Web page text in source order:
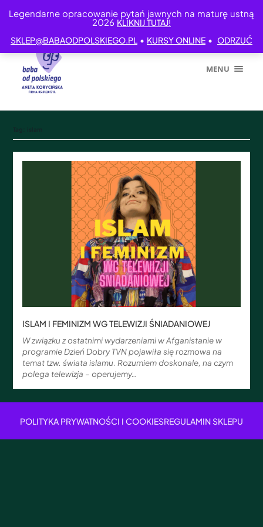
Legendarne opracowanie pytań jawnych na maturę ustną
2026 KLIKNIJ TUTAJ!
SKLEP@BABAODPOLSKIEGO.PL • KURSY ONLINE • ODRZUĆ
MENU
ISLAM I FEMINIZM WG TELEWIZJI ŚNIADANIOWEJ
W związku z ostatnimi wydarzeniami w Afganistanie w
programie Dzień Dobry TVN pojawiła się rozmowa na
temat tzw. świata islamu. Rozumiem doskonale, na czym
polega telewizja – operujemy…
POLITYKA PRYWATNOŚCI I COOKIESREGULAMIN SKLEPU